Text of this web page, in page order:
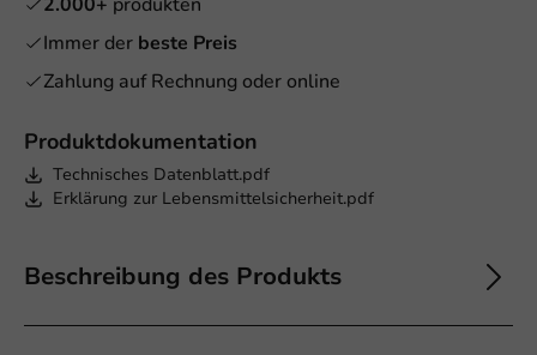
Produktdokumentation
Technisches Datenblatt.pdf
Erklärung zur Lebensmittelsicherheit.pdf
Beschreibung des Produkts
Immer der beste Preis
Zahlung auf Rechnung oder online